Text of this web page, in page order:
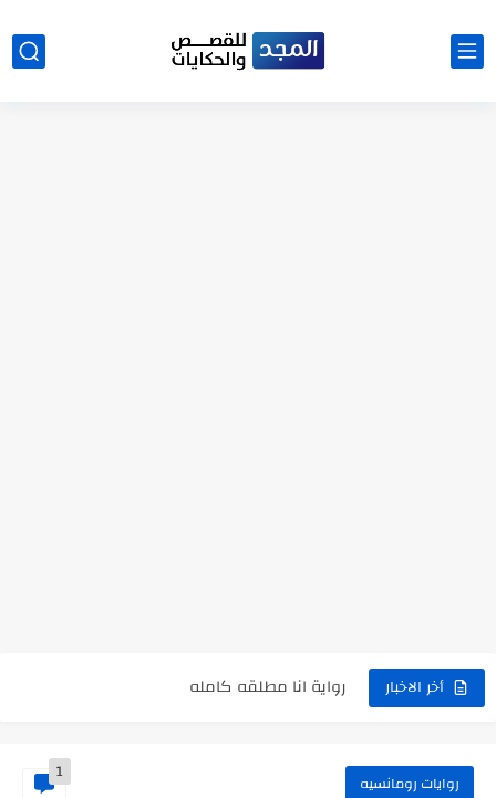
أخر الاخبار
رواية رجعت من السفر فجأه كامله
سر شراب ابني كامله روايات رومانسيه 1